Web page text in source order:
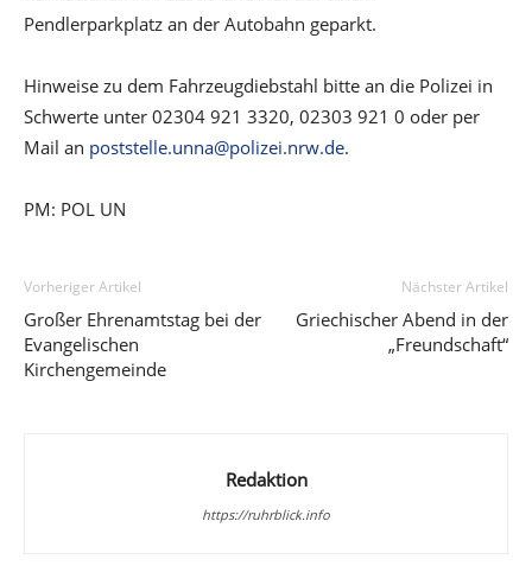
Pendlerparkplatz an der Autobahn geparkt.
Hinweise zu dem Fahrzeugdiebstahl bitte an die Polizei in
Schwerte unter 02304 921 3320, 02303 921 0 oder per
Mail an poststelle.unna@polizei.nrw.de.
PM: POL UN
Vorheriger Artikel
Großer Ehrenamtstag bei der
Evangelischen
Kirchengemeinde
Nächster Artikel
Griechischer Abend in der
„Freundschaft“
Redaktion
https://ruhrblick.info